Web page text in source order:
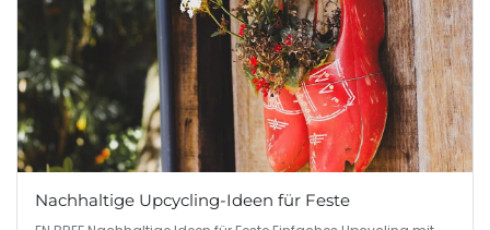
Nachhaltige Upcycling-Ideen für Feste